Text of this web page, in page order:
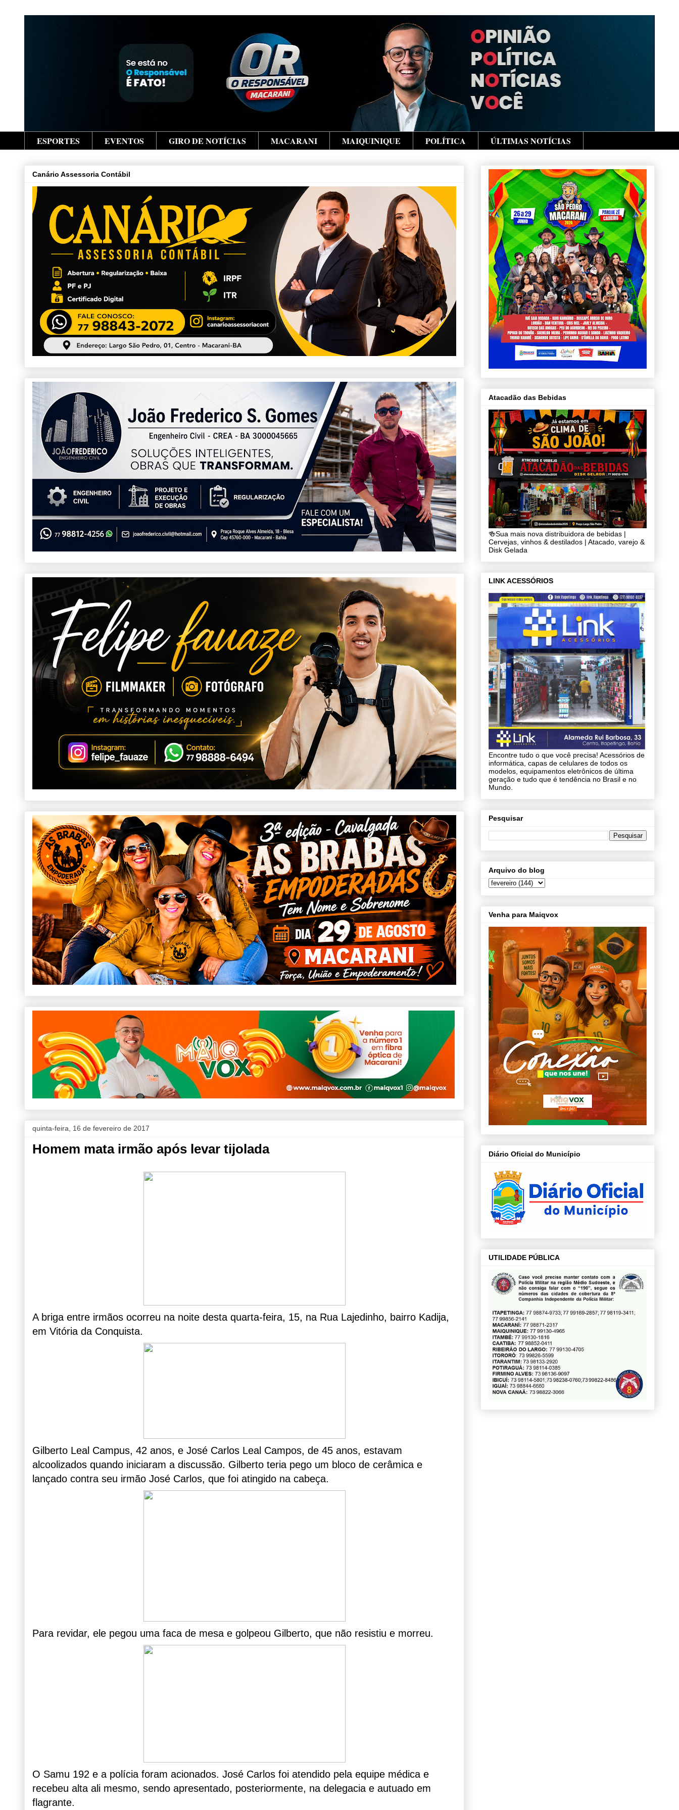
ESPORTES EVENTOS GIRO DE NOTÍCIAS MACARANI MAIQUINIQUE POLÍTICA ÚLTIMAS NOTÍCIAS
Canário Assessoria Contábil
quinta-feira, 16 de fevereiro de 2017
Homem mata irmão após levar tijolada
A briga entre irmãos ocorreu na noite desta quarta-feira, 15, na Rua Lajedinho, bairro Kadija,
em Vitória da Conquista.
Gilberto Leal Campus, 42 anos, e José Carlos Leal Campos, de 45 anos, estavam
alcoolizados quando iniciaram a discussão. Gilberto teria pego um bloco de cerâmica e
lançado contra seu irmão José Carlos, que foi atingido na cabeça.
Para revidar, ele pegou uma faca de mesa e golpeou Gilberto, que não resistiu e morreu.
O Samu 192 e a polícia foram acionados. José Carlos foi atendido pela equipe médica e
recebeu alta ali mesmo, sendo apresentado, posteriormente, na delegacia e autuado em
flagrante.
Atacadão das Bebidas
🍻Sua mais nova distribuidora de bebidas |
Cervejas, vinhos & destilados | Atacado, varejo &
Disk Gelada
LINK ACESSÓRIOS
Encontre tudo o que você precisa! Acessórios de
informática, capas de celulares de todos os
modelos, equipamentos eletrônicos de última
geração e tudo que é tendência no Brasil e no
Mundo.
Pesquisar
Arquivo do blog
Venha para Maiqvox
Diário Oficial do Município
UTILIDADE PÚBLICA